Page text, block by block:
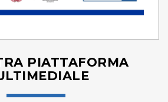
PIATTAFORMA